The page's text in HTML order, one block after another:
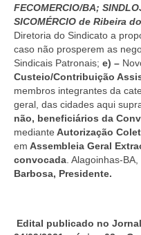
FECOMERCIO/BA;
SICOMÉRCIO de Ribeira
Diretoria do Sindicato a
caso não prosperem as
Sindicais Patronais; e) –
Custeio/Contribuição
membros integrantes da
geral, das cidades aqui
não, beneficiários da
mediante Autorização
em Assembleia Geral
convocada . Alagoinhas-
Barbosa, Presidente.
Edital publicado no